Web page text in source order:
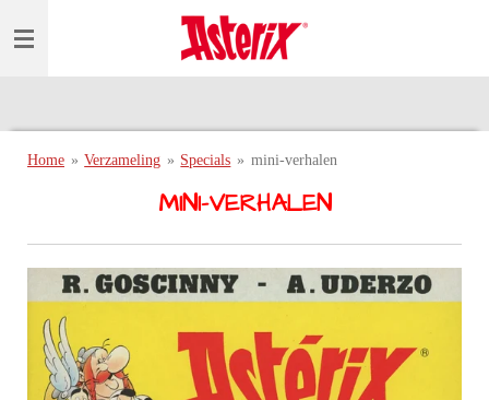
direct
Home » Verzameling » Specials » mini-verhalen
MINI-VERHALEN